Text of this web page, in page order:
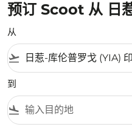
预订 Scoot 从 日
从
flight_takeoff
到
flight_land